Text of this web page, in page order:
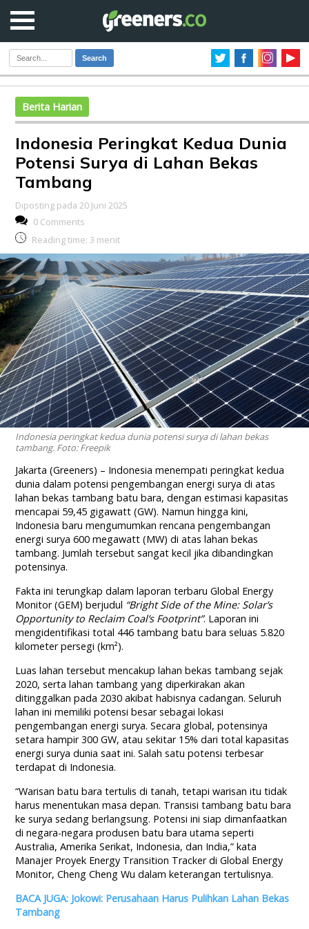
Search
Berita Harian
Indonesia Peringkat Kedua Dunia
Potensi Surya di Lahan Bekas
Tambang
Diposting pada 20 Juni 2025
0 Comments
Reading time: 3 menit
Indonesia peringkat kedua dunia potensi surya di lahan bekas
tambang. Foto: Freepik
Jakarta (Greeners) – Indonesia menempati peringkat kedua
dunia dalam potensi pengembangan energi surya di atas
lahan bekas tambang batu bara, dengan estimasi kapasitas
mencapai 59,45 gigawatt (GW). Namun hingga kini,
Indonesia baru mengumumkan rencana pengembangan
energi surya 600 megawatt (MW) di atas lahan bekas
tambang. Jumlah tersebut sangat kecil jika dibandingkan
potensinya.
Fakta ini terungkap dalam laporan terbaru Global Energy
Monitor (GEM) berjudul “Bright Side of the Mine: Solar’s
Opportunity to Reclaim Coal’s Footprint”. Laporan ini
mengidentifikasi total 446 tambang batu bara seluas 5.820
kilometer persegi (km²).
Luas lahan tersebut mencakup lahan bekas tambang sejak
2020, serta lahan tambang yang diperkirakan akan
ditinggalkan pada 2030 akibat habisnya cadangan. Seluruh
lahan ini memiliki potensi besar sebagai lokasi
pengembangan energi surya. Secara global, potensinya
setara hampir 300 GW, atau sekitar 15% dari total kapasitas
energi surya dunia saat ini. Salah satu potensi terbesar
terdapat di Indonesia.
“Warisan batu bara tertulis di tanah, tetapi warisan itu tidak
harus menentukan masa depan. Transisi tambang batu bara
ke surya sedang berlangsung. Potensi ini siap dimanfaatkan
di negara-negara produsen batu bara utama seperti
Australia, Amerika Serikat, Indonesia, dan India,” kata
Manajer Proyek Energy Transition Tracker di Global Energy
Monitor, Cheng Cheng Wu dalam keterangan tertulisnya.
BACA JUGA: Jokowi: Perusahaan Harus Pulihkan Lahan Bekas
Tambang